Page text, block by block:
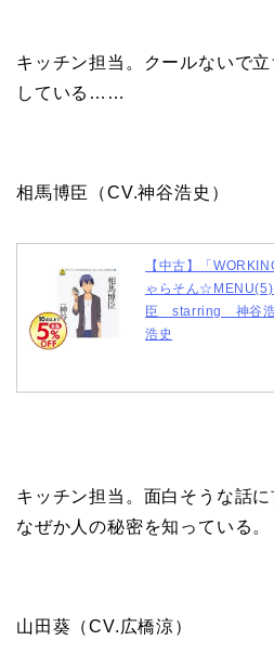
キッチン担当。クールないで
している……
相馬博臣（CV.神谷浩史）
【中古】「
ゃらそん
臣 starring 神谷浩
浩史
キッチン担当。面白そうな話に
なぜか人の秘密を知っている。
山田葵（CV.広橋涼）